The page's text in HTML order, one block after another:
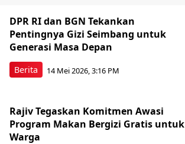
Berita
DPR RI dan BGN Tekankan
Pentingnya Gizi Seimbang untuk
Generasi Masa Depan
14 Mei 2026, 3:16 PM
Rajiv Tegaskan Komitmen Awasi
Program Makan Bergizi Gratis untuk
Warga